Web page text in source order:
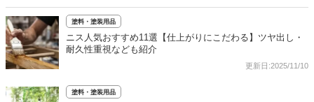
塗料・塗装用品
ニス人気おすすめ11選【仕上がりにこだわる】ツヤ出し・
耐久性重視なども紹介
更新日:2025/11/10
塗料・塗装用品